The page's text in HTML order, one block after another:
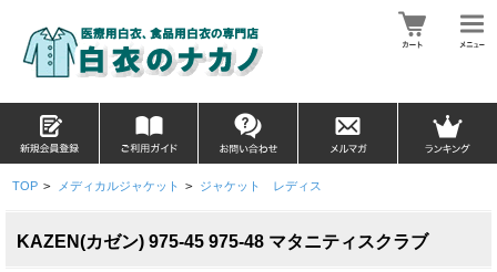
TOP > メディカルジャケット > ジャケット レディス
KAZEN(カゼン) 975-45 975-48 マタニティスクラブ